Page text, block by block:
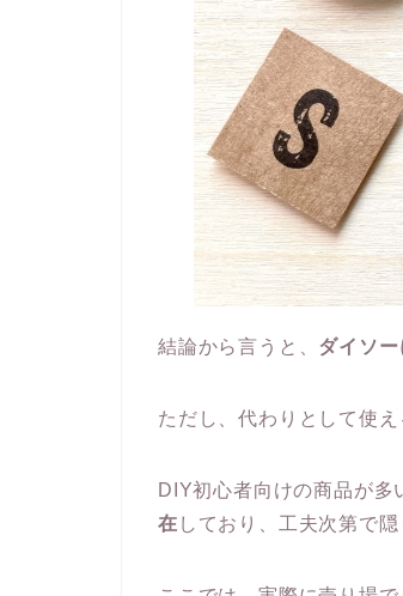
結論から言うと、 ダイソ
ただし、代わりとして使
DIY初心者向けの商品が多
在 しており、工夫次第で